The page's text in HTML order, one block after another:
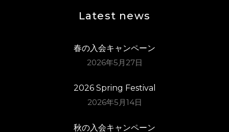
Latest news
春の入会キャンペーン
2026年5月27日
2026 Spring Festival
2026年5月14日
秋の入会キャンペーン